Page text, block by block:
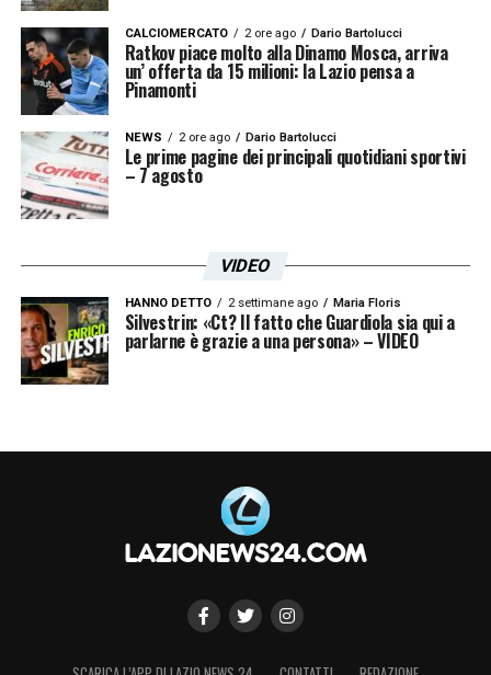
CALCIOMERCATO 2 ore ago Dario Bartolucci
Ratkov piace molto alla Dinamo Mosca, arriva
un’ offerta da 15 milioni: la Lazio pensa a
Pinamonti
NEWS 2 ore ago Dario Bartolucci
Le prime pagine dei principali quotidiani sportivi
– 7 agosto
VIDEO
HANNO DETTO 2 settimane ago Maria Floris
Silvestrin: «Ct? Il fatto che Guardiola sia qui a
parlarne è grazie a una persona» – VIDEO